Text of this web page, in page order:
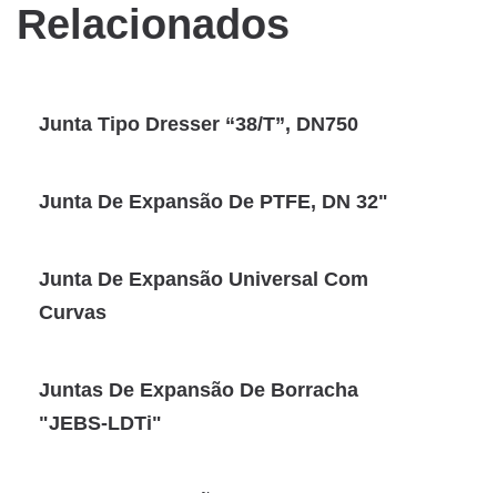
Relacionados
Junta Tipo Dresser “38/T”, DN750
Junta De Expansão De PTFE, DN 32"
Junta De Expansão Universal Com
Curvas
Juntas De Expansão De Borracha
"JEBS-LDTi"